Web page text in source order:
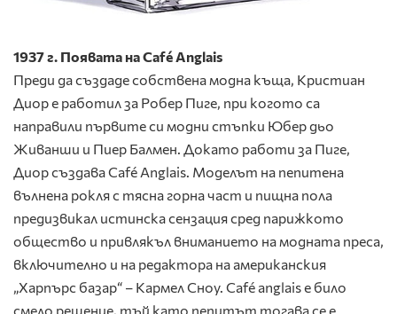
1937 г. Появата на Café Anglais
Преди да създаде собствена модна къща, Кристиан
Диор е работил за Робер Пиге, при когото са
направили първите си модни стъпки Юбер дьо
Живанши и Пиер Балмен. Докато работи за Пиге,
Диор създава Café Anglais. Моделът на пепитена
вълнена рокля с тясна горна част и пищна пола
предизвикал истинска сензация сред парижкото
общество и привлякъл вниманието на модната преса,
включително и на редактора на американския
„Харпърс базар“ – Кармел Сноу. Café anglais е било
смело решение, тъй като пепитът тогава се е